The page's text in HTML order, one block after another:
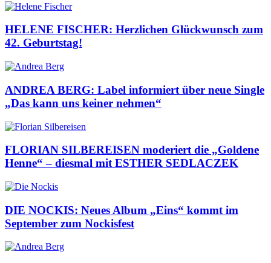
HELENE FISCHER: Herzlichen Glückwunsch zum
42. Geburtstag!
ANDREA BERG: Label informiert über neue Single
„Das kann uns keiner nehmen“
FLORIAN SILBEREISEN moderiert die „Goldene
Henne“ – diesmal mit ESTHER SEDLACZEK
DIE NOCKIS: Neues Album „Eins“ kommt im
September zum Nockisfest